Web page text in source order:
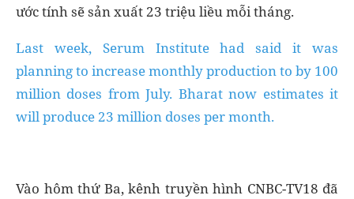
ước tính sẽ sản xuất 23 triệu liều mỗi tháng.
Last week, Serum Institute had said it was
planning to increase monthly production to by 100
million doses from July. Bharat now estimates it
will produce 23 million doses per month.
Vào hôm thứ Ba, kênh truyền hình CNBC-TV18 đã